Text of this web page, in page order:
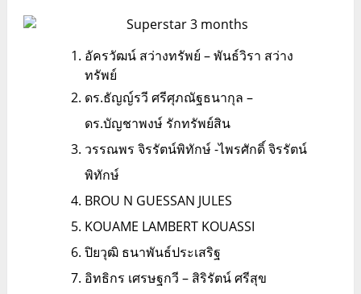
อัครวัฒน์ สว่างทรัพย์ – พันธ์วิรา สว่าง
ทรัพย์
ดร.ธัญญ์รวี ศรีศุภณัฐธนากุล –
ดร.บัญชาพงษ์ รักทรัพย์สิน
วรรณพร จิรรัตน์พิทักษ์ -ไพรศักดิ์ จิรรัตน์
พิทักษ์
BROU N GUESSAN JULES
KOUAME LAMBERT KOUASSI
ปิยวุฒิ ธนาพันธ์ประเสริฐ
อิทธิกร เศรษฐกวี – สิริรัตน์ ศรีสุข